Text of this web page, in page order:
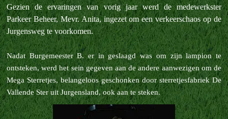
Gezien de ervaringen van vorig jaar werd de medewerkster
Parkeer Beheer, Mevr. Anita, ingezet om een verkeerschaos op de
Jurgensweg te voorkomen.
Nadat Burgemeester B. er in geslaagd was om zijn lampion te
ontsteken, werd het sein gegeven aan de andere aanwezigen om de
Mega Sterretjes, belangeloos geschonken door sterretjesfabriek De
Vallende Ster uit Jurgensland, ook aan te steken.